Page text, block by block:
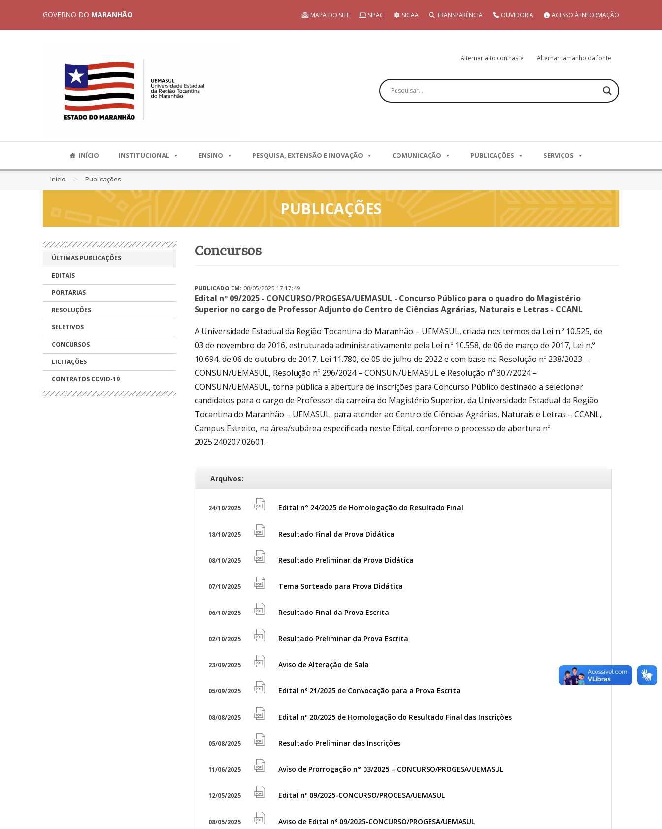
GOVERNO DO MARANHÃO MAPA DO SITE SIPAC SIGAA TRANSPARÊNCIA OUVIDORIA ACESSO À INFORMAÇÃO
Alternar alto contraste Alternar tamanho da fonte
Pesquisar
INÍCIO INSTITUCIONAL ENSINO PESQUISA, EXTENSÃO E INOVAÇÃO COMUNICAÇÃO PUBLICAÇÕES SERVIÇOS
Início > Publicações
PUBLICAÇÕES
ÚLTIMAS PUBLICAÇÕES
EDITAIS
PORTARIAS
RESOLUÇÕES
SELETIVOS
CONCURSOS
LICITAÇÕES
CONTRATOS COVID-19
concursos
PUBLICADO EM: 08/05/2025 17:17:49
Edital nº 09/2025 - CONCURSO/PROGESA/UEMASUL - Concurso Público para o quadro do Magistério
Superior no cargo de Professor Adjunto do Centro de Ciências Agrárias, Naturais e Letras - CCANL
A Universidade Estadual da Região Tocantina do Maranhão – UEMASUL, criada nos termos da Lei n.º 10.525, de
03 de novembro de 2016, estruturada administrativamente pela Lei n.º 10.558, de 06 de março de 2017, Lei n.º
10.694, de 06 de outubro de 2017, Lei 11.780, de 05 de julho de 2022 e com base na Resolução nº 238/2023 –
CONSUN/UEMASUL, Resolução nº 296/2024 – CONSUN/UEMASUL e Resolução nº 307/2024 –
CONSUN/UEMASUL, torna pública a abertura de inscrições para Concurso Público destinado a selecionar
candidatos para o cargo de Professor da carreira do Magistério Superior, da Universidade Estadual da Região
Tocantina do Maranhão – UEMASUL, para atender ao Centro de Ciências Agrárias, Naturais e Letras – CCANL,
Campus Estreito, na área/subárea especificada neste Edital, conforme o processo de abertura nº
2025.240207.02601.
Arquivos:
24/10/2025
pdf
icon
Edital n° 24/2025 de Homologação do Resultado Final
18/10/2025
pdf
icon
Resultado Final da Prova Didática
08/10/2025
pdf
icon
Resultado Preliminar da Prova Didática
07/10/2025
pdf
icon
Tema Sorteado para Prova Didática
06/10/2025
pdf
icon
Resultado Final da Prova Escrita
02/10/2025
pdf
icon
Resultado Preliminar da Prova Escrita
23/09/2025
pdf
icon
Aviso de Alteração de Sala
05/09/2025
pdf
icon
Edital nº 21/2025 de Convocação para a Prova Escrita
08/08/2025
pdf
icon
Edital nº 20/2025 de Homologação do Resultado Final das Inscrições
05/08/2025
pdf
icon
Resultado Preliminar das Inscrições
11/06/2025
pdf
icon
Aviso de Prorrogação n° 03/2025 – CONCURSO/PROGESA/UEMASUL
12/05/2025
pdf
Edital nº 09/2025-CONCURSO/PROGESA/UEMASUL
08/05/2025 Aviso de Edital nº 09/2025-CONCURSO/PROGESA/UEMASUL